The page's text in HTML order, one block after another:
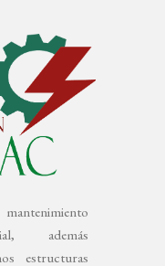
además
estructuras